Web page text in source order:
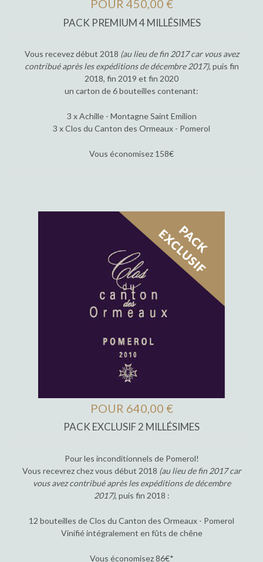
POUR 450,00 €
PACK PREMIUM 4 MILLÉSIMES
Vous recevez début 2018 (au lieu de fin 2017 car vous avez
contribué après les expéditions de décembre 2017), puis fin
2018, fin 2019 et fin 2020
un carton de 6 bouteilles contenant:
3 x Achille - Montagne Saint Emilion
3 x Clos du Canton des Ormeaux - Pomerol
Vous économisez 158€
POUR 640,00 €
PACK EXCLUSIF 2 MILLÉSIMES
Pour les inconditionnels de Pomerol!
Vous recevrez chez vous début 2018 (au lieu de fin 2017 car
vous avez contribué après les expéditions de décembre
2017), puis fin 2018 :
12 bouteilles de Clos du Canton des Ormeaux - Pomerol
Vinifié intégralement en fûts de chêne
Vous économisez 86€*